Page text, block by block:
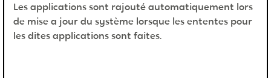
Les applications sont rajouté automatiquement lors
de mise a jour du système lorsque les ententes pour
les dites applications sont faites.